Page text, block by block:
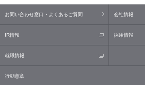
お問い合わせ窓口・よくあるご質問 会社情報
IR情報 採用情報
就職情報
行動憲章